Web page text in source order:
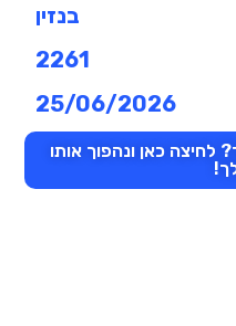
בנזין
2261
25/06/2026
כאן ונהפוך אותו